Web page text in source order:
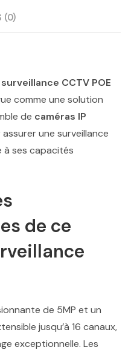
(0)
CCTV POE
comme une solution
de caméras IP
une surveillance
à ses capacités
de ce
de 5MP et un
jusqu’à 16 canaux,
exceptionnelle. Les